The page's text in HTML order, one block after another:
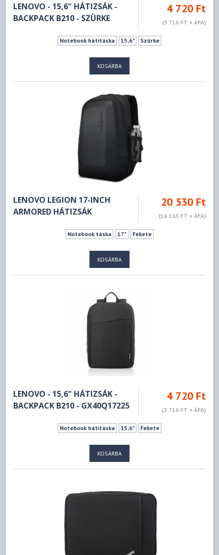
LENOVO - 15,6" HÁTIZSÁK -
BACKPACK B210 - SZÜRKE
4 720 Ft
(3 716 FT + ÁFA)
Notebook hátitáska 15,6" Szürke
KOSÁRBA
LENOVO LEGION 17-INCH
ARMORED HÁTIZSÁK
20 530 Ft
(16 165 FT + ÁFA)
Notebook táska 17" Fekete
KOSÁRBA
LENOVO - 15,6" HÁTIZSÁK -
BACKPACK B210 - GX40Q17225
4 720 Ft
(3 716 FT + ÁFA)
Notebook hátitáska 15,6" Fekete
KOSÁRBA